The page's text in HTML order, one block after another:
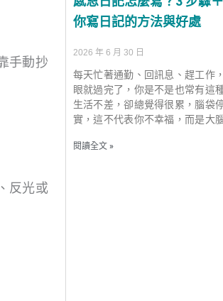
手動抄
反光或
你寫日記的方法與好處
2026 年 6 月 30 日
每天忙著通勤、回訊息、趕工作
眼就過完了，你是不是也常有這
生活不差，卻總覺得很累，腦袋
實，這不代表你不幸福，而是大
閱讀全文 »